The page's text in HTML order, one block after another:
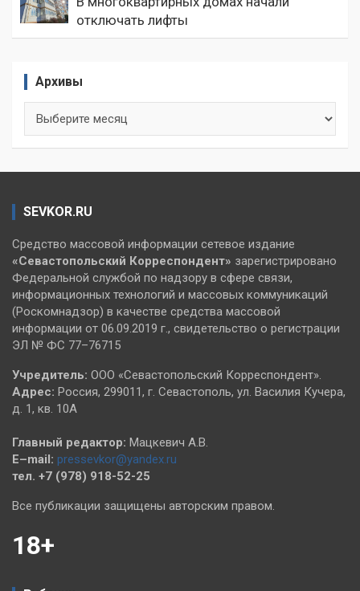
отключать лифты
Архивы
SEVKOR.RU
Средство массовой информации сетевое издание
«Севастопольский Корреспондент» зарегистрировано
Федеральной службой по надзору в сфере связи,
информационных технологий и массовых коммуникаций
(Роскомнадзор) в качестве средства массовой
информации от 06.09.2019 г., свидетельство о регистрации
ЭЛ № ФС 77–76715
Учредитель: ООО «Севастопольский Корреспондент».
Адрес: Россия, 299011, г. Севастополь, ул. Василия Кучера,
д. 1, кв. 10А
Главный редактор: Мацкевич А.В.
E–mail: pressevkor@yandex.ru
тел. +7 (978) 918-52-25
Все публикации защищены авторским правом.
18+